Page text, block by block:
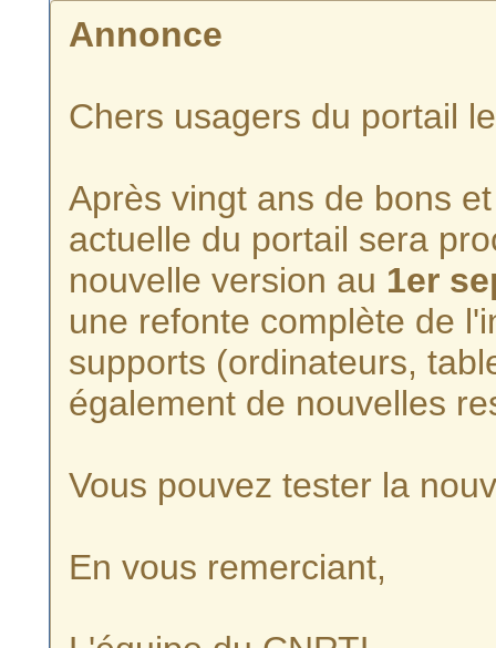
Annonce
Chers usagers du portail
Après vingt ans de bons
actuelle du portail sera
nouvelle version au 1er
une refonte complète de
supports (ordinateurs,
également de nouvelles
Vous pouvez tester la
En vous remerciant,